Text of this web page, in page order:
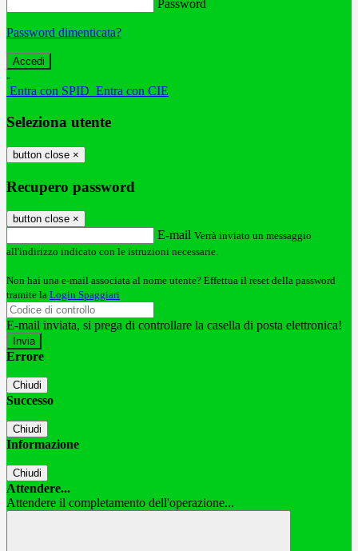
Password
Password dimenticata?
-
Entra con SPID Entra con CIE
Seleziona utente
button close ×
Recupero password
button close ×
E-mail Verrà inviato un messaggio
all'indirizzo indicato con le istruzioni necessarie.
Non hai una e-mail associata al nome utente? Effettua il reset della password
tramite la Login Spaggiari
E-mail inviata, si prega di controllare la casella di posta elettronica!
Errore
Chiudi
Successo
Chiudi
Informazione
Chiudi
Attendere...
Attendere il completamento dell'operazione...